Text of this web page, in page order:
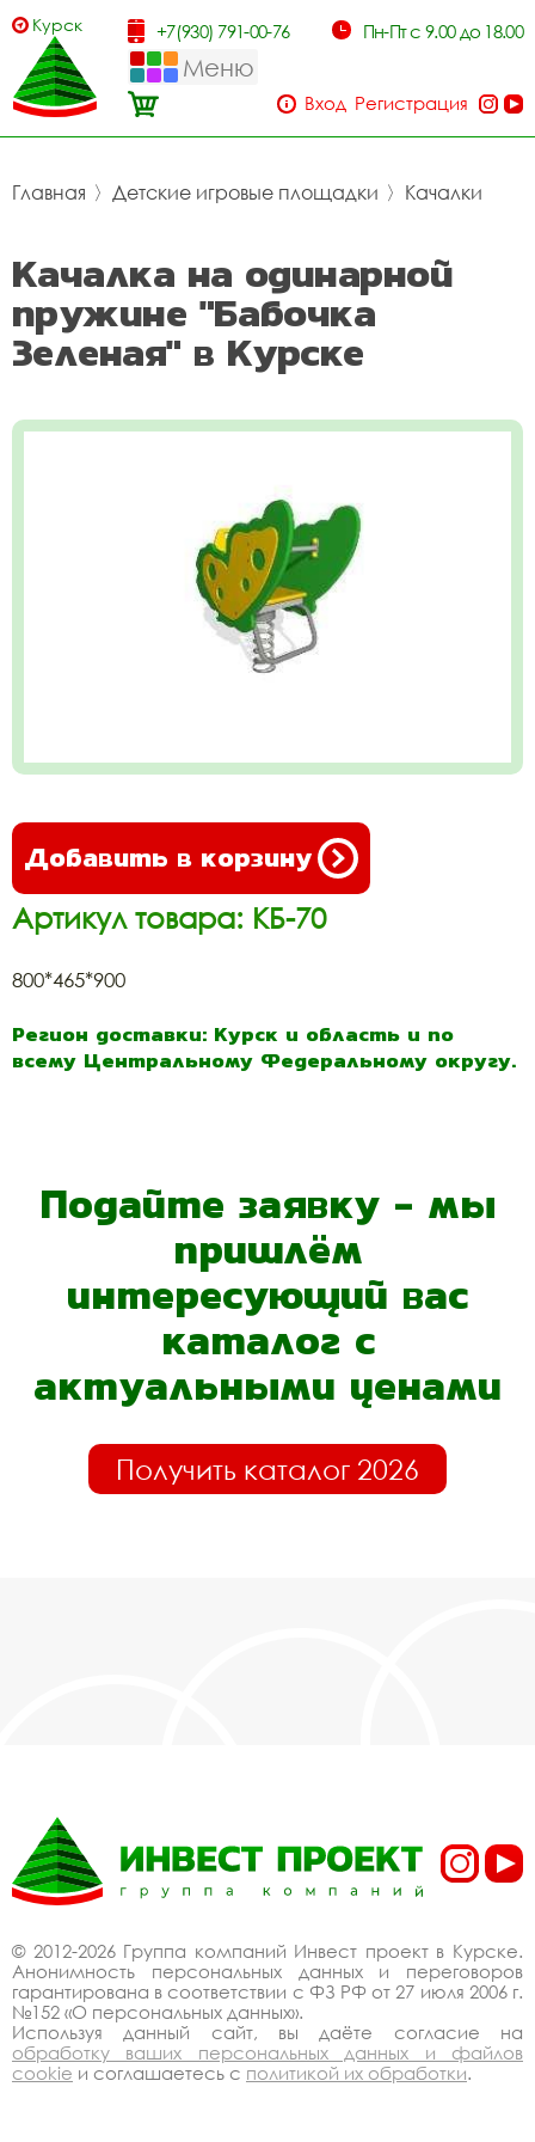
Курск +7(930) 791-00-76 Пн-Пт с 9.00 до 18.00
Меню
Вход Регистрация
Главная 〉 Детские игровые площадки 〉 Качалки
Качалка на одинарной
пружине "Бабочка
Зеленая" в Курске
Добавить в корзину
Артикул товара: КБ-70
800*465*900
Регион доставки: Курск и область и по
всему Центральному Федеральному округу.
Подайте заявку - мы
пришлём
интересующий вас
каталог с
актуальными ценами
Получить каталог 2026
© 2012-2026 Группа компаний Инвест проект в Курске.
Анонимность персональных данных и переговоров
гарантирована в соответствии с ФЗ РФ от 27 июля 2006 г.
№152 «О персональных данных».
Используя данный сайт, вы даёте согласие на
обработку ваших персональных данных и файлов
cookie и соглашаетесь с политикой их обработки.